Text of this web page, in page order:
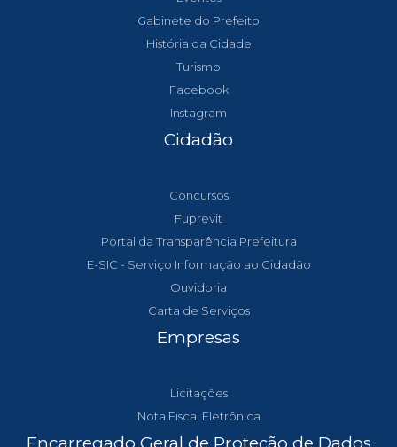
Gabinete do Prefeito
História da Cidade
Turismo
Facebook
Instagram
Cidadão
Concursos
Fuprevit
Portal da Transparência Prefeitura
E-SIC - Serviço Informação ao Cidadão
Ouvidoria
Carta de Serviços
Empresas
Licitações
Nota Fiscal Eletrônica